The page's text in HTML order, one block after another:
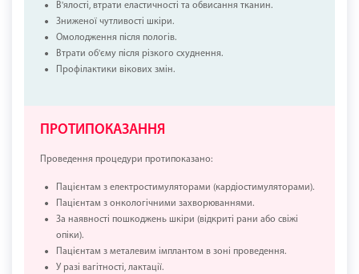
В'ялості, втрати еластичності та обвисання тканин.
Зниженої чутливості шкіри.
Омолодження після пологів.
Втрати об'єму після різкого схуднення.
Профілактики вікових змін.
ПРОТИПОКАЗАННЯ
Проведення процедури протипоказано:
Пацієнтам з електростимуляторами (кардіостимуляторами).
Пацієнтам з онкологічними захворюваннями.
За наявності пошкоджень шкіри (відкриті рани або свіжі
опіки).
Пацієнтам з металевим імплантом в зоні проведення.
У разі вагітності, лактації.